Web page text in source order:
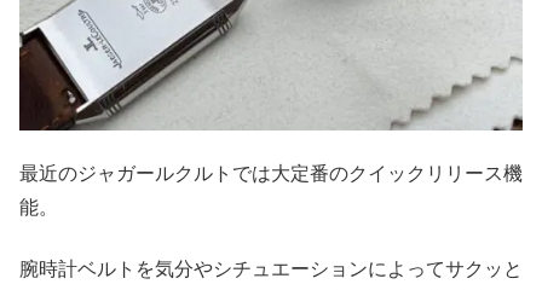
最近のジャガールクルトでは大定番のクイックリリース機
能。
腕時計ベルトを気分やシチュエーションによってサクッと